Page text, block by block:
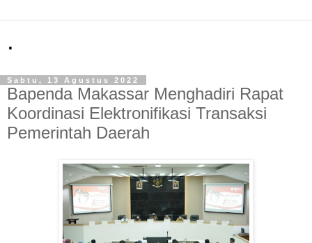
.
Sabtu, 13 Agustus 2022
Bapenda Makassar Menghadiri Rapat
Koordinasi Elektronifikasi Transaksi
Pemerintah Daerah